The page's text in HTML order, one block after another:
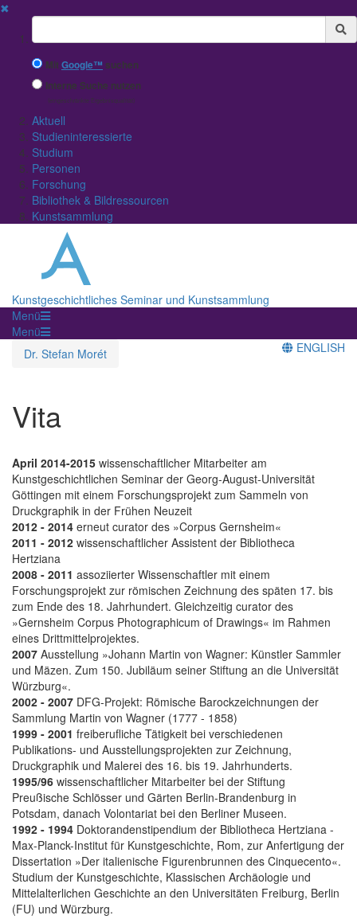
✖
Suchbegriff
MitGoogle™ suchen
Interne Suche nutzen
(eingeschränkte Ergebnisqualität)
Aktuell
Studieninteressierte
Studium
Personen
Forschung
Bibliothek & Bildressourcen
Kunstsammlung
Kunstgeschichtliches Seminar und Kunstsammlung
Menü
Menü
Dr. Stefan Morét
ENGLISH
Vita
April 2014-2015 wissenschaftlicher Mitarbeiter am
Kunstgeschichtlichen Seminar der Georg-August-Universität
Göttingen mit einem Forschungsprojekt zum Sammeln von
Druckgraphik in der Frühen Neuzeit
2012 - 2014 erneut curator des »Corpus Gernsheim«
2011 - 2012 wissenschaftlicher Assistent der Bibliotheca
Hertziana
2008 - 2011 assoziierter Wissenschaftler mit einem
Forschungsprojekt zur römischen Zeichnung des späten 17. bis
zum Ende des 18. Jahrhundert. Gleichzeitig curator des
»Gernsheim Corpus Photographicum of Drawings« im Rahmen
eines Drittmittelprojektes.
2007 Ausstellung »Johann Martin von Wagner: Künstler Sammler
und Mäzen. Zum 150. Jubiläum seiner Stiftung an die Universität
Würzburg«.
2002 - 2007 DFG-Projekt: Römische Barockzeichnungen der
Sammlung Martin von Wagner (1777 - 1858)
1999 - 2001 freiberufliche Tätigkeit bei verschiedenen
Publikations- und Ausstellungsprojekten zur Zeichnung,
Druckgraphik und Malerei des 16. bis 19. Jahrhunderts.
1995/96 wissenschaftlicher Mitarbeiter bei der Stiftung
Preußische Schlösser und Gärten Berlin-Brandenburg in
Potsdam, danach Volontariat bei den Berliner Museen.
1992 - 1994 Doktorandenstipendium der Bibliotheca Hertziana -
Max-Planck-Institut für Kunstgeschichte, Rom, zur Anfertigung der
Dissertation »Der italienische Figurenbrunnen des Cinquecento«.
Studium der Kunstgeschichte, Klassischen Archäologie und
Mittelalterlichen Geschichte an den Universitäten Freiburg, Berlin
(FU) und Würzburg.